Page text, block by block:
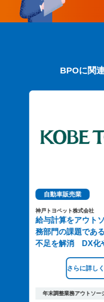
BPOに関
自動車販売業
神戸トヨペット株式会社
給与計算をアウト
務部門の課題であ
不足を解消 DX化
さらに詳しく
年末調整業務アウトソー